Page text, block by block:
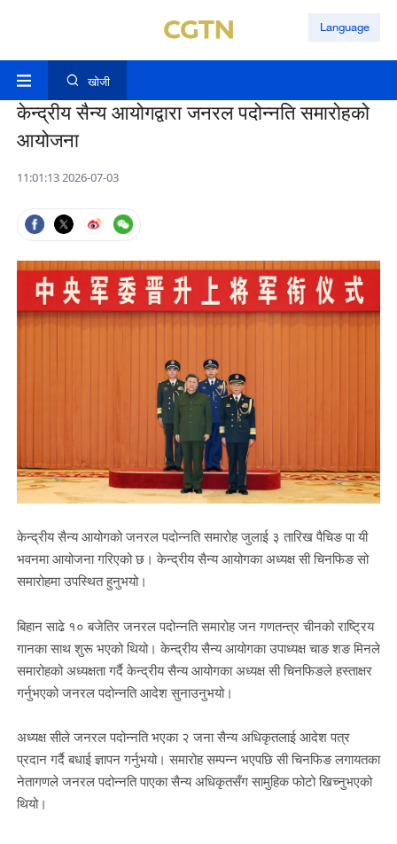
Language
खोजी
केन्द्रीय सैन्य आयोगद्वारा जनरल पदोन्नति समारोहको
आयोजना
11:01:13 2026-07-03
केन्द्रीय सैन्य आयोगको जनरल पदोन्नति समारोह जुलाई ३ तारिख पैचिङ पा यी
भवनमा आयोजना गरिएको छ। केन्द्रीय सैन्य आयोगका अध्यक्ष सी चिनफिङ सो
समारोहमा उपस्थित हुनुभयो।
बिहान साढे १० बजेतिर जनरल पदोन्नति समारोह जन गणतन्त्र चीनको राष्ट्रिय
गानका साथ शुरू भएको थियो। केन्द्रीय सैन्य आयोगका उपाध्यक्ष चाङ शङ मिनले
समारोहको अध्यक्षता गर्दै केन्द्रीय सैन्य आयोगका अध्यक्ष सी चिनफिङले हस्ताक्षर
गर्नुभएको जनरल पदोन्नति आदेश सुनाउनुभयो।
अध्यक्ष सीले जनरल पदोन्नति भएका २ जना सैन्य अधिकृतलाई आदेश पत्र
प्रदान गर्दै बधाई ज्ञापन गर्नुभयो। समारोह सम्पन्न भएपछि सी चिनफिङ लगायतका
नेतागणले जनरल पदोन्नति पाएका सैन्य अधिकृतसँग सामुहिक फोटो खिच्नुभएको
थियो।